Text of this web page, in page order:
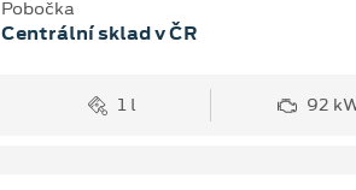
Pobočka
Centrální sklad v ČR
1 l 92